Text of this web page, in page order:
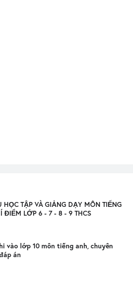
HỌC TẬP VÀ GIẢNG DẠY MÔN TIẾNG
ĐIỂM LỚP 6 - 7 - 8 - 9 THCS
vào lớp 10 môn tiếng anh, chuyên
án